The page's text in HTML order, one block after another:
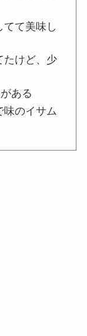
てて美味し
たけど、少
ある
味のイサム